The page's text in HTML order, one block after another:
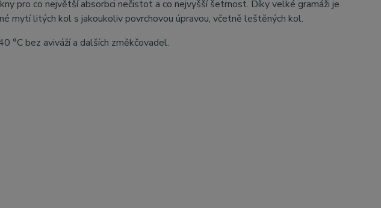
pro co největší absorbci nečistot a co nejvyšší šetrnost. Díky velké gramáži je
mytí litých kol s jakoukoliv povrchovou úpravou, včetně leštěných kol.
°C bez aviváží a dalších změkčovadel.